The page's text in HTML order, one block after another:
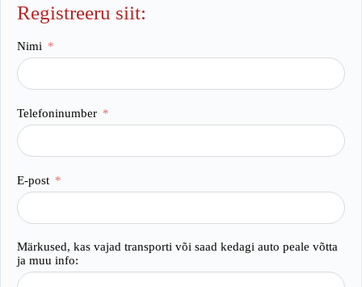
Registreeru siit:
Nimi
Telefoninumber
E-post
Märkused, kas vajad transporti või saad kedagi auto peale võtta
ja muu info: